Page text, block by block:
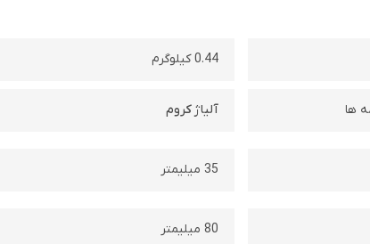
0.44 کیلوگرم
ها آلیاژ کروم
35 میلیمتر
80 میلیمتر